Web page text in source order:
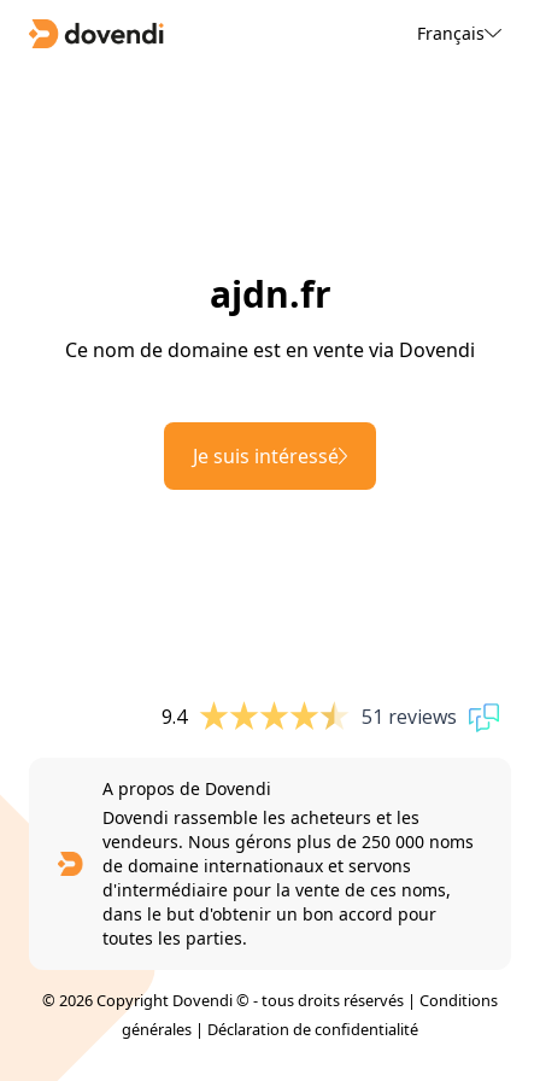
Français
ajdn.fr
Ce nom de domaine est en vente via Dovendi
Je suis intéressé
9.4 51 reviews
A propos de Dovendi
Dovendi rassemble les acheteurs et les
vendeurs. Nous gérons plus de 250 000 noms
de domaine internationaux et servons
d'intermédiaire pour la vente de ces noms,
dans le but d'obtenir un bon accord pour
toutes les parties.
© 2026 Copyright Dovendi © - tous droits réservés | Conditions
générales | Déclaration de confidentialité